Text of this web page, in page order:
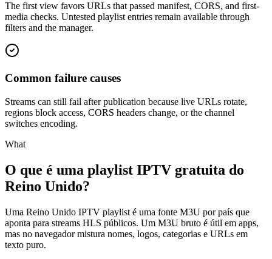
The first view favors URLs that passed manifest, CORS, and first-
media checks. Untested playlist entries remain available through
filters and the manager.
Common failure causes
Streams can still fail after publication because live URLs rotate,
regions block access, CORS headers change, or the channel
switches encoding.
What
O que é uma playlist IPTV gratuita do
Reino Unido?
Uma Reino Unido IPTV playlist é uma fonte M3U por país que
aponta para streams HLS públicos. Um M3U bruto é útil em apps,
mas no navegador mistura nomes, logos, categorias e URLs em
texto puro.